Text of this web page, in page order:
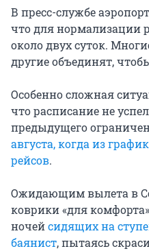
В пресс-службе
что для нормализации
около двух суток.
другие объединят,
Особенно сложная
что расписание не
предыдущего
августа, когда из
рейсов.
Ожидающим вылета в
коврики «для
ночейсидящих на
баянист, пытаясь